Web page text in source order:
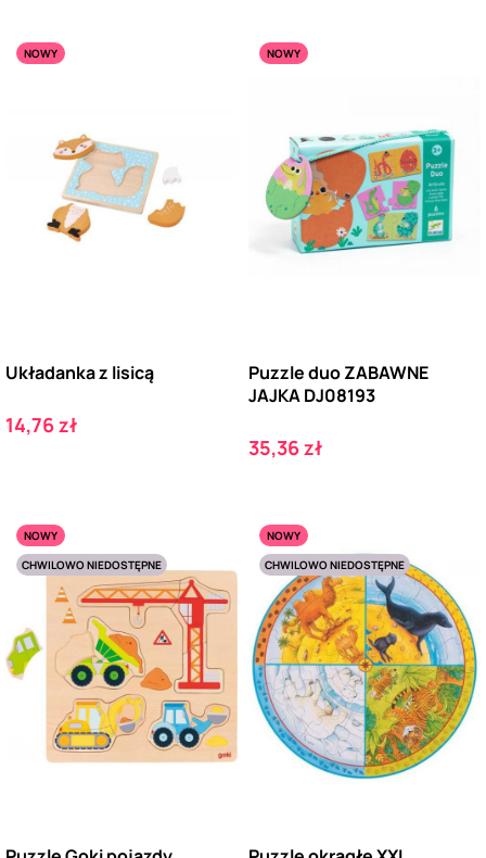
NOWY
Układanka z lisicą
Cena
14,76 zł
NOWY
Puzzle duo ZABAWNE
JAJKA DJ08193
Cena
35,36 zł
NOWY
CHWILOWO NIEDOSTĘPNE
NOWY
CHWILOWO NIEDOSTĘPNE